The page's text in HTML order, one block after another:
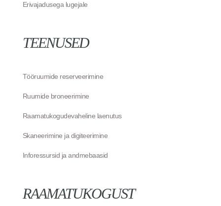
Erivajadusega lugejale
TEENUSED
Tööruumide reserveerimine
Ruumide broneerimine
Raamatukogudevaheline laenutus
Skaneerimine ja digiteerimine
Inforessursid ja andmebaasid
RAAMATUKOGUST